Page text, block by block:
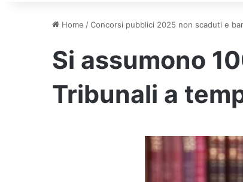
Home /Concorsi pubblici 2025 non scaduti e
Si assumono
Tribunali a